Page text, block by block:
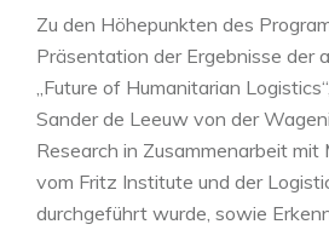
Zu den Höhepunkten des
Präsentation der Ergebnisse der
„Future of Humanitarian
Sander de Leeuw von der
Research in Zusammenarbeit mit
vom Fritz Institute und der
durchgeführt wurde, sowie